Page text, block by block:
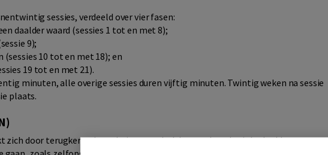
sessies, verdeeld over vier fasen:
daalder waard (sessies 1 tot en met 8);
9);
(sessies 10 tot en met 18); en
19 tot en met 21).
minuten, alle overige sessies duren vijftig minuten. Twintig weken na sessie
plaats.
zich door terugkerende eetbuien, gevolgd door gedrag dat is bedoeld om